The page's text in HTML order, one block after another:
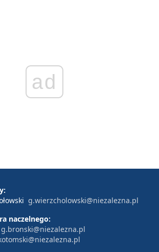
ad
g.wierzcholowski@niezalezna.pl
naczelnego:
g.bronski@niezalezna.pl